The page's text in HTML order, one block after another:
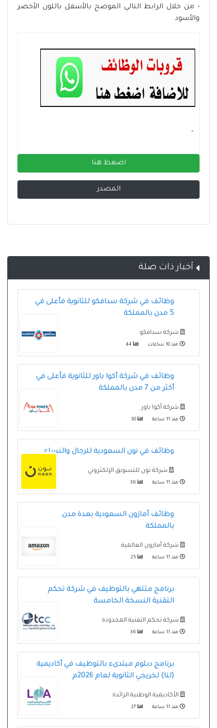
- من خلال الرابط التالي الموضح بالأسفل باللون الأخضر
والأسود
- ‏
اضغط هنا
المصدر
أخبار ذات صلة
وظائف في شركة سدافكو للثانوية فأعلى في
5 مدن بالمملكة
شركة سدافكو
منذ 10 ساعات
وظائف في شركة أكوا باور للثانوية فأعلى في
أكثر من 7 مدن بالمملكة
شركة أكوا باور
منذ 11 ساعة
وظائف في نون السعودية للرجال والنساء
شركة نون للتسويق الإلكتروني
منذ 11 ساعة
وظائف أمازون السعودية بعدة مدن
بالمملكة
شركة أمازون العالمية
منذ 11 ساعة
برنامج متتهي بالتوظيف في شركة تحكم
التقنية النسخة الخامسة
شركة تحكم التقنية المحدودة
منذ 11 ساعة
برنامج دبلوم مبتدىء بالتوظيف في أكاديمية
(لنا) لخريجي الثانوية لعام 2026م
الأكاديمية الوطنية الرائدة
منذ 11 ساعة